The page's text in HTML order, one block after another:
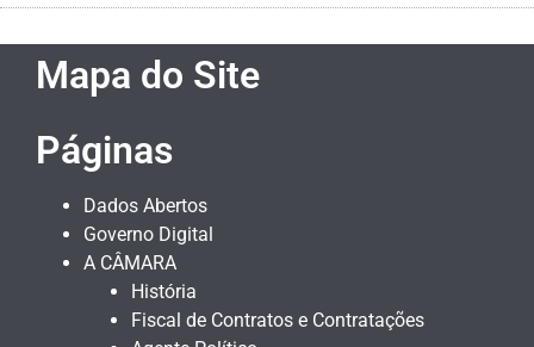
Mapa do Site
Páginas
Dados Abertos
Governo Digital
A CÂMARA
História
Fiscal de Contratos e Contratações